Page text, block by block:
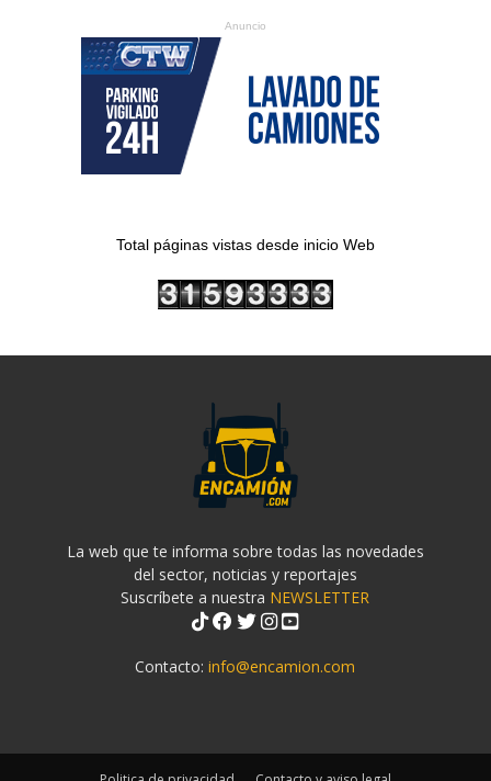
Anuncio
Total páginas vistas desde inicio Web
La web que te informa sobre todas las novedades
del sector, noticias y reportajes
Suscríbete a nuestra NEWSLETTER
Contacto:info@encamion.com